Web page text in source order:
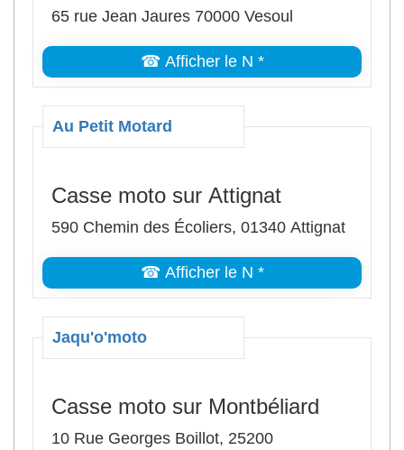
65 rue Jean Jaures 70000 Vesoul
☎ Afficher le N *
Au Petit Motard
Casse moto sur Attignat
590 Chemin des Écoliers, 01340 Attignat
☎ Afficher le N *
Jaqu'o'moto
Casse moto sur Montbéliard
10 Rue Georges Boillot, 25200